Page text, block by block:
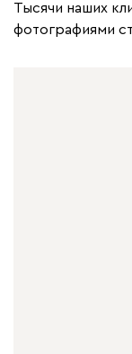
Тысячи наших
фотографиями